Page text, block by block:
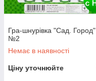
Гра-шнурівка "Сад. Город"
№2
Немає в наявності
Ціну уточнюйте